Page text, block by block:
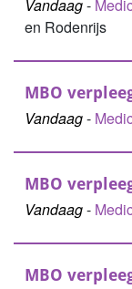
Vandaag-
en Rodenrijs
MBO
Vandaag-
MBO
Vandaag-
MBO